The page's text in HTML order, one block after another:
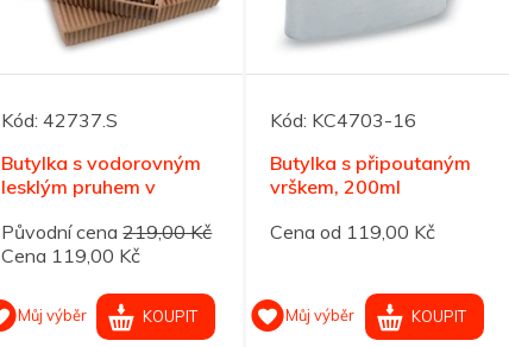
Kód:42737.S
Butylka s vodorovným
lesklým pruhem v
Původní cena219,00 Kč
Cena 119,00 Kč
Můj výběr KOUPIT
Kód: KC4703-16
Butylka s připoutaným
vrškem, 200ml
Cena od 119,00 Kč
Můj výběr KOUPIT